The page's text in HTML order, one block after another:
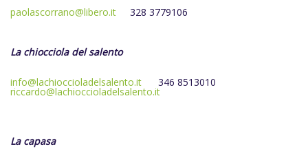
paolascorrano@libero.it 328 3779106
La chiocciola del salento
info@lachioccioladelsalento.it 346 8513010
riccardo@lachioccioladelsalento.it
La capasa